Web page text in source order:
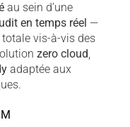
au sein d’une
en temps réel —
vis-à-vis des
zero cloud,
adaptée aux